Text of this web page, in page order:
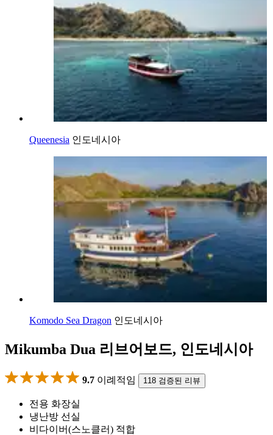
Queenesia 인도네시아
Komodo Sea Dragon 인도네시아
Mikumba Dua 리브어보드, 인도네시아
9.7 이례적임 118 검증된 리뷰
전용 화장실
냉난방 선실
비다이버(스노클러) 적합